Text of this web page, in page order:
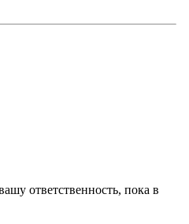
ответственность, пока в